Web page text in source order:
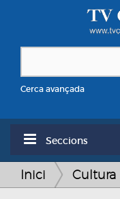
Cerca avançada
Seccions
Inici Cultura